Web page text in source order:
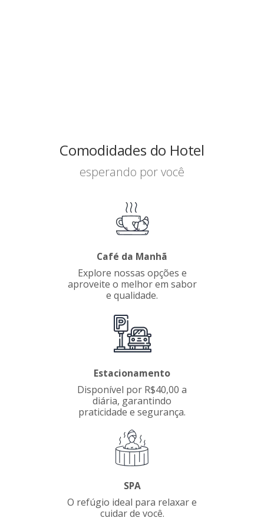
Comodidades do Hotel
esperando por você
Café da Manhã
Explore nossas opções e
aproveite o melhor em sabor
e qualidade.
Estacionamento
Disponível por R$40,00 a
diária, garantindo
praticidade e segurança.
SPA
O refúgio ideal para relaxar e
cuidar de você.